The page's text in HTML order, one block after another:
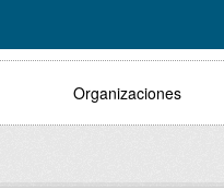
Organizaciones